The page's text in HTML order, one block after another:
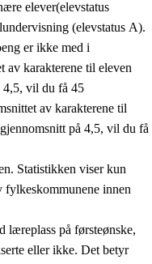
elever(elevstatus
(elevstatus A).
er ikke med i
av karakterene til eleven
4,5, vil du få 45
av karakterene til
på 4,5, vil du få
Statistikken viser kun
fylkeskommunene innen
læreplass på førsteønske,
eller ikke. Det betyr